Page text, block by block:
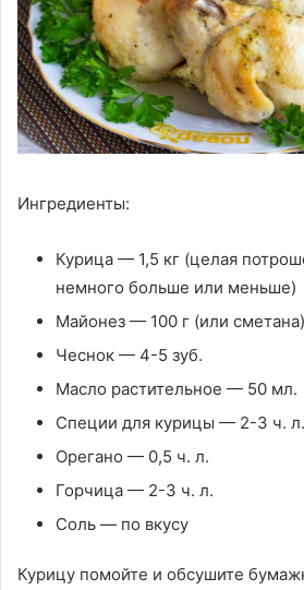
Ингредиенты:
Курица — 1,5 кг (целая
немного больше или меньше)
Майонез — 100 г (или сметана)
Чеснок — 4-5 зуб.
Масло растительное — 50 мл.
Специи для курицы — 2-3 ч. л.
Орегано — 0,5 ч. л.
Горчица — 2-3 ч. л.
Соль — по вкусу
Курицу помойте и обсушите